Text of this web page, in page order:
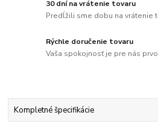
30 dní na vrátenie tovaru
Predĺžili sme dobu na vrátenie
Rýchle doručenie tovaru
Vaša spokojnosť je pre nás
Kompletné špecifikácie